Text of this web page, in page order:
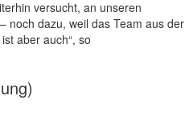
versucht, an unseren
noch dazu, weil das Team aus der
aber auch“, so